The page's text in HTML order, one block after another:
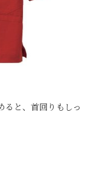
ると、首回りもしっ